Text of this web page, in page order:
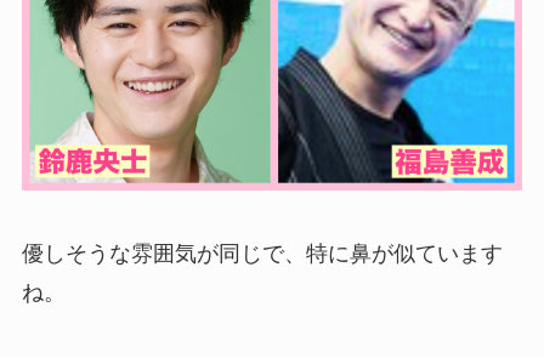
優しそうな雰囲気が同じで、特に鼻が似ています
ね。